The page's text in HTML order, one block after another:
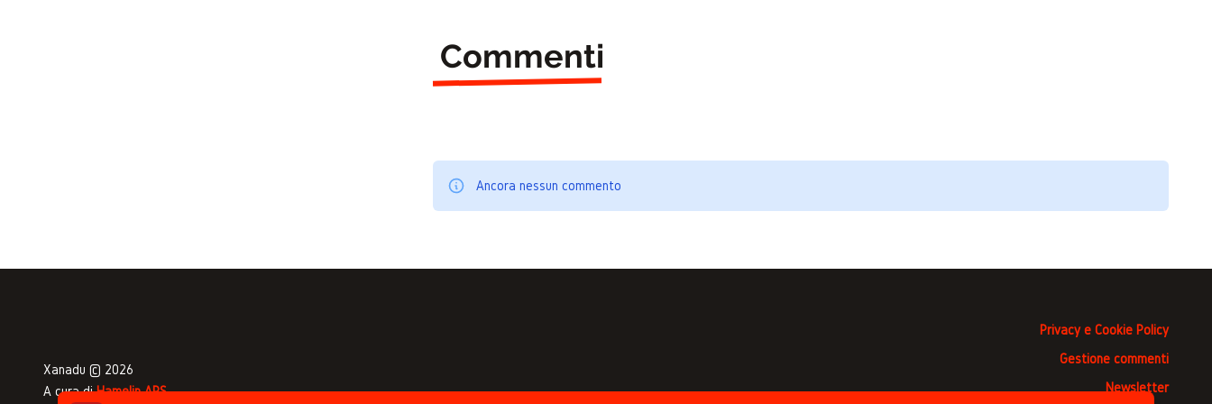
Commenti
Ancora nessun commento
Xanadu © 2026
A cura diHamelin APS
Privacy e Cookie Policy
Gestione commenti
Newsletter